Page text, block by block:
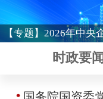
【专题】2026年中央
时政要闻